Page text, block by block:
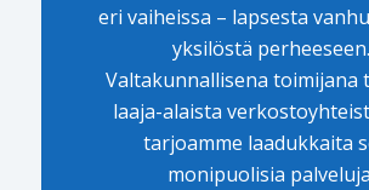
eri vaiheissa – lapsesta
yksilöstä perheeseen.
Valtakunnallisena toimijana
laaja-alaista
tarjoamme laadukkaita
monipuolisia